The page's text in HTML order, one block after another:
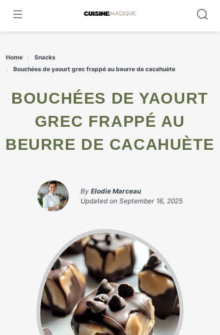
content
Home
Snacks
Bouchées de yaourt grec frappé au beurre de cacahuète
BOUCHÉES DE YAOURT
GREC FRAPPÉ AU
BEURRE DE CACAHUÈTE
By Elodie Marceau
Updated on September 16, 2025